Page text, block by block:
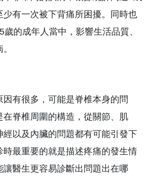
因有很多，可能是脊椎本身的問
在脊椎周圍的構造，從關節、肌
以及內臟的問題都有可能引發下
最重要的就是描述疼痛的發生情
做診斷時通常會問以下幾個問題：